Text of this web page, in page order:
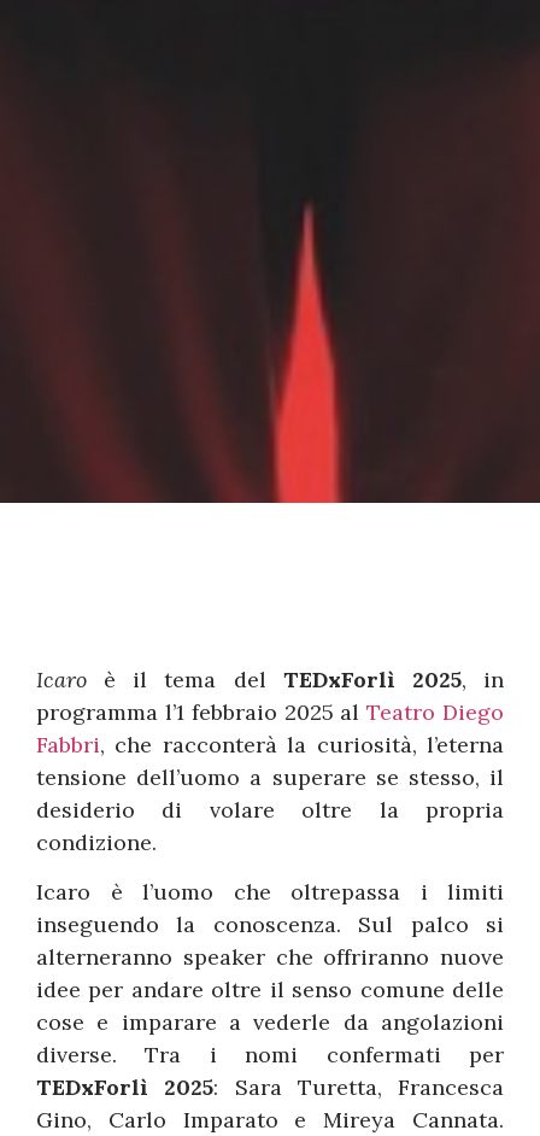
Icaro è il tema del TEDxForlì 2025, in
programma l’1 febbraio 2025 alTeatro Diego
Fabbri, che racconterà la curiosità, l’eterna
tensione dell’uomo a superare se stesso, il
desiderio di volare oltre la propria
condizione.
Icaro è l’uomo che oltrepassa i limiti
inseguendo la conoscenza. Sul palco si
alterneranno speaker che offriranno nuove
idee per andare oltre il senso comune delle
cose e imparare a vederle da angolazioni
diverse. Tra i nomi confermati per
TEDxForlì 2025: Sara Turetta, Francesca
Gino, Carlo Imparato e Mireya Cannata.